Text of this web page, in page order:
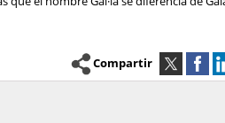
Compartir